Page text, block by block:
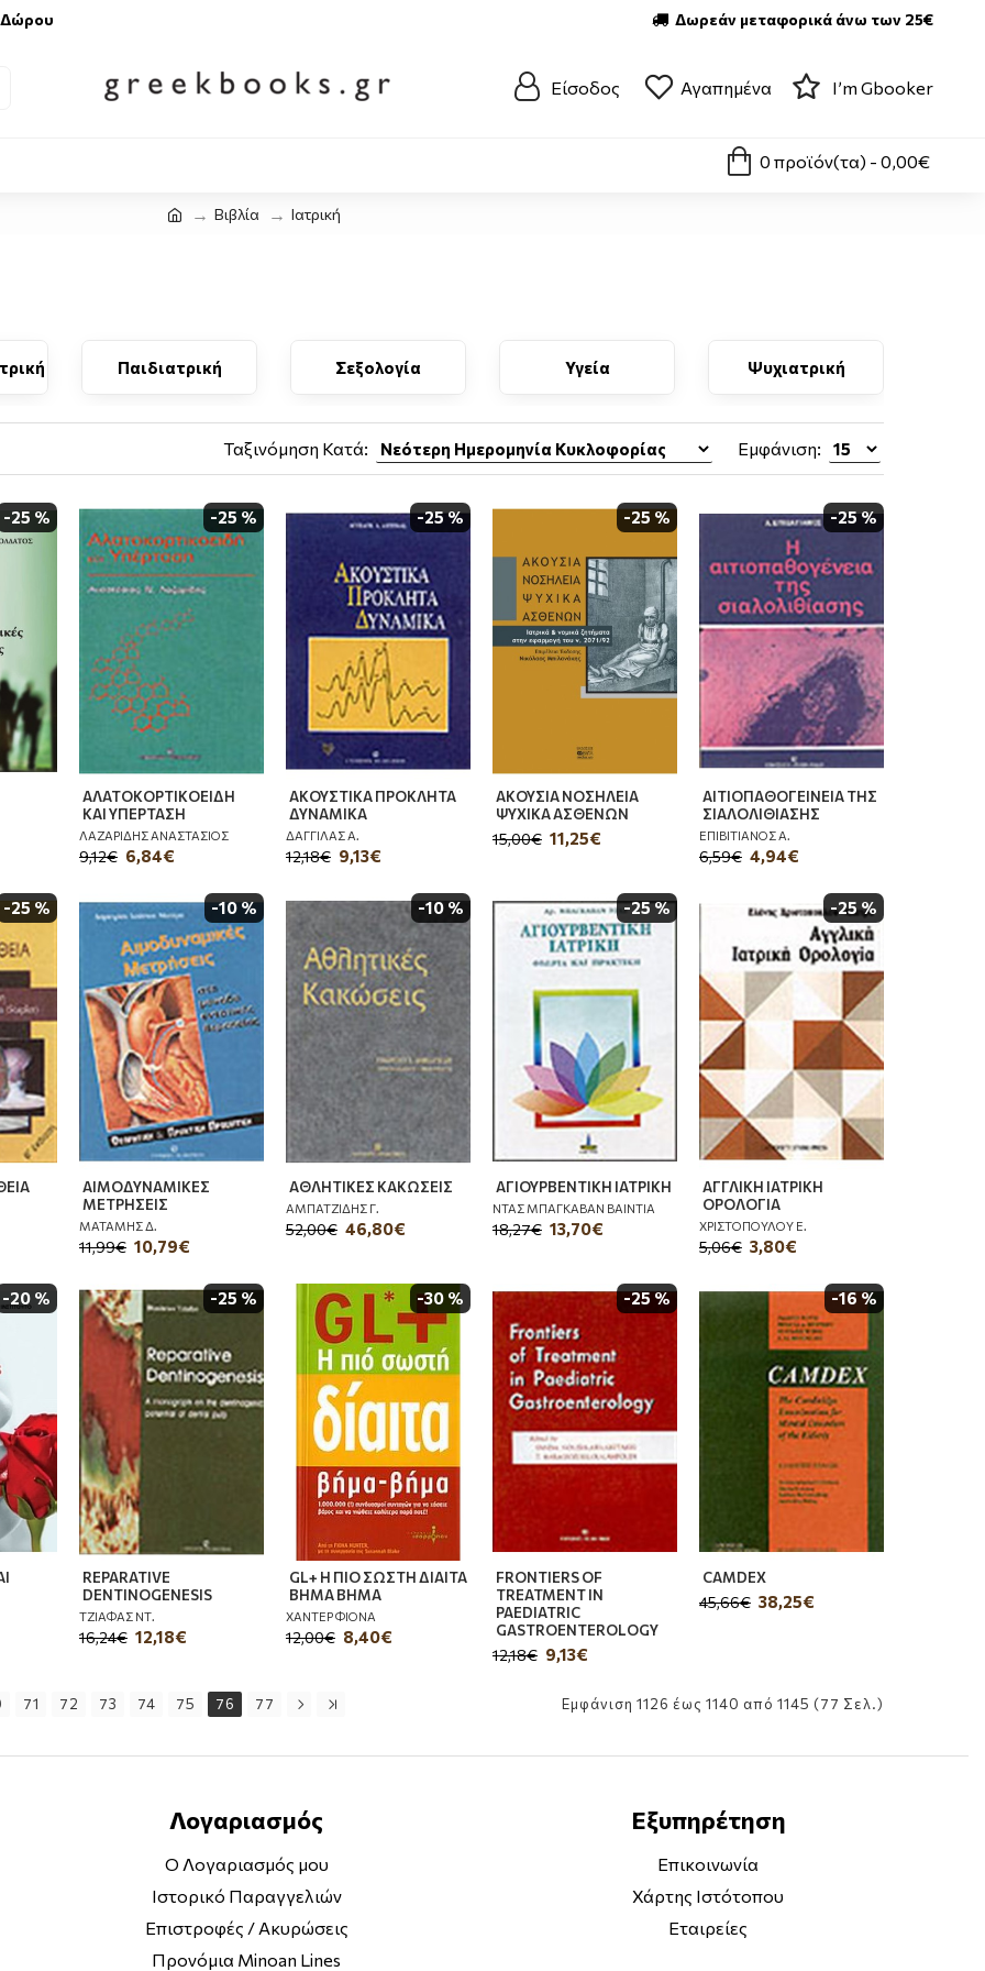
Δώρου Δωρεάν μεταφορικά άνω των 25€
Είσοδος Αγαπημένα I’m Gbooker
0 προϊόν(τα) - 0,00€
Βιβλία Ιατρική
Παιδιατρική Σεξολογία Υγεία Ψυχιατρική
Ταξινόμηση Κατά: Εμφάνιση:
-25 % -25 %
ΑΛΑΤΟΚΟΡΤΙΚΟΕΙΔΗ
ΚΑΙ ΥΠΕΡΤΑΣΗ
ΛΑΖΑΡΙΔΗΣ ΑΝΑΣΤΑΣΙΟΣ
6,84€
9,12€
-25 %
ΑΚΟΥΣΤΙΚΑ ΠΡΟΚΛΗΤΑ
ΔΥΝΑΜΙΚΑ
ΔΑΓΓΙΛΑΣ Α.
9,13€
12,18€
-25 %
ΑΚΟΥΣΙΑ ΝΟΣΗΛΕΙΑ
ΨΥΧΙΚΑ ΑΣΘΕΝΩΝ
11,25€
15,00€
-25 %
ΑΙΤΙΟΠΑΘΟΓΕΙΝΕΙΑ ΤΗΣ
ΣΙΑΛΟΛΙΘΙΑΣΗΣ
ΕΠΙΒΙΤΙΑΝΟΣ Α.
4,94€
6,59€
-25 % -10 %
ΑΙΜΟΔΥΝΑΜΙΚΕΣ
ΜΕΤΡΗΣΕΙΣ
ΜΑΤΑΜΗΣ Δ.
10,79€
11,99€
-10 %
ΑΘΛΗΤΙΚΕΣ ΚΑΚΩΣΕΙΣ
ΑΜΠΑΤΖΙΔΗΣ Γ.
46,80€
52,00€
-25 %
ΑΓΙΟΥΡΒΕΝΤΙΚΗ ΙΑΤΡΙΚΗ
ΝΤΑΣ ΜΠΑΓΚΑΒΑΝ ΒΑΙΝΤΙΑ
13,70€
18,27€
-25 %
ΑΓΓΛΙΚΗ ΙΑΤΡΙΚΗ
ΟΡΟΛΟΓΙΑ
ΧΡΙΣΤΟΠΟΥΛΟΥ Ε.
3,80€
5,06€
-20 % -25 %
REPARATIVE
DENTINOGENESIS
ΤΖΙΑΦΑΣ ΝΤ.
12,18€
16,24€
-30 %
GL+ Η ΠΙΟ ΣΩΣΤΗ ΔΙΑΙΤΑ
ΒΗΜΑ ΒΗΜΑ
ΧΑΝΤΕΡ ΦΙΟΝΑ
8,40€
12,00€
-25 %
FRONTIERS OF
TREATMENT IN
PAEDIATRIC
GASTROENTEROLOGY
9,13€
12,18€
-16 %
CAMDEX
38,25€
45,66€
71 72 73 74 75 76 77 Εμφάνιση 1126 έως 1140 από 1145 (77 Σελ.)
Λογαριασμός
Ο Λογαριασμός μου
Ιστορικό Παραγγελιών
Επιστροφές / Ακυρώσεις
Προνόμια Minoan Lines
Εξυπηρέτηση
Επικοινωνία
Χάρτης Ιστότοπου
Εταιρείες